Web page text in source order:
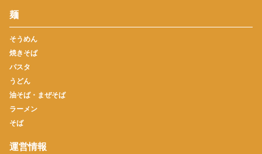
麺
そうめん
焼きそば
パスタ
うどん
油そば・まぜそば
ラーメン
そば
運営情報